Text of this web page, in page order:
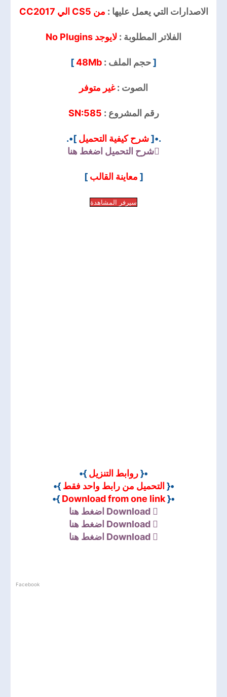
الاصدارات التي يعمل عليها : من CS5 الي CC2017
الفلاتر المطلوبة : لايوجد No Plugins
[حجم الملف : 48Mb
]
الصوت :غير متوفر
رقم المشروع : SN:585
.•[شرح كيفية التحميل ]•.
شرح التحميل اضغط هنا
[ معاينة القالب]
سيرفر المشاهدة
•{روابط التنزيل }•
•{ التحميل من رابط واحد فقط }•
•{
Download from one link
}•
Download اضغط هنا
Download اضغط هنا
Download اضغط هنا
Facebook